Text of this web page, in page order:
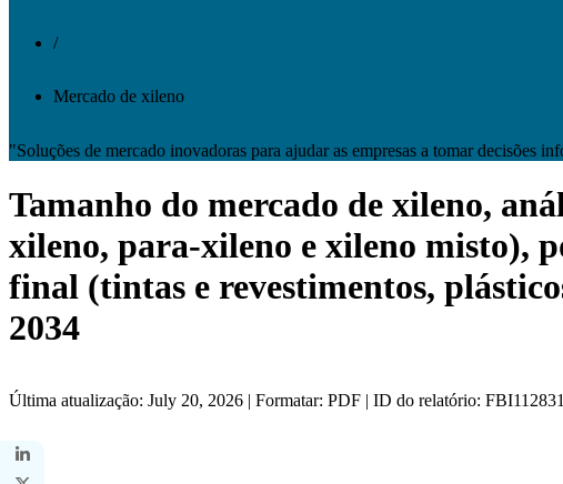
/
Mercado de xileno
"Soluções de mercado inovadoras para ajudar as empresas a tomar decisões
Tamanho do mercado de xileno,
xileno, para-xileno e xileno misto),
final (tintas e revestimentos,
2034
Última atualização: July 20, 2026 | Formatar: PDF | ID do relatório: FBI112831